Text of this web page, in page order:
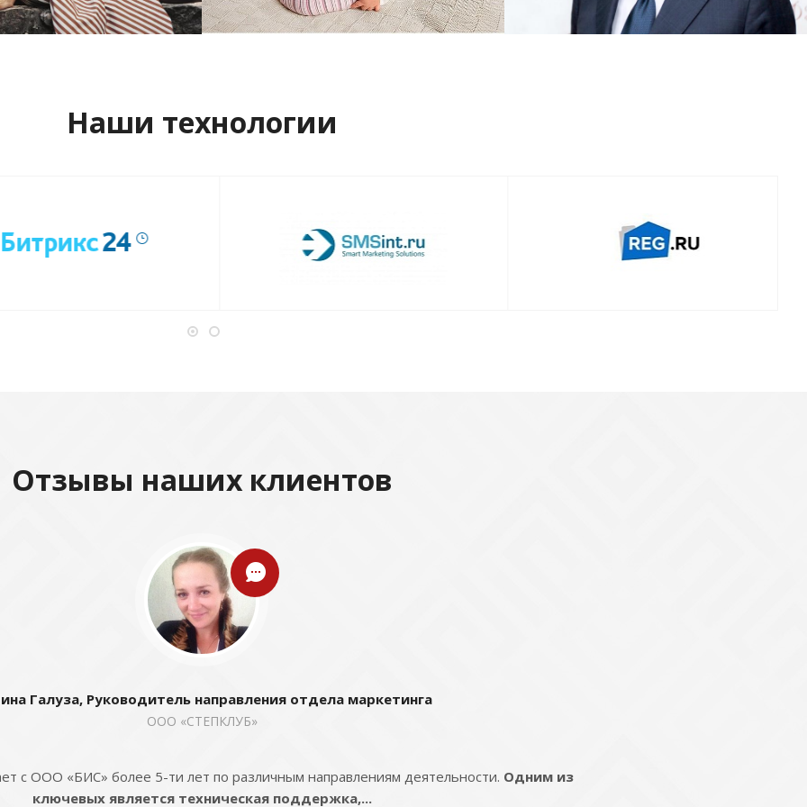
проект
Смотреть проект
Смотреть проект
Наши технологии
Отзывы наших клиентов
Галуза, Руководитель направления отдела маркетинга
ООО «СТЕПКЛУБ»
с ООО «БИС» более 5-ти лет по различным направлениям деятельности. Одним из
ключевых является техническая поддержка,...